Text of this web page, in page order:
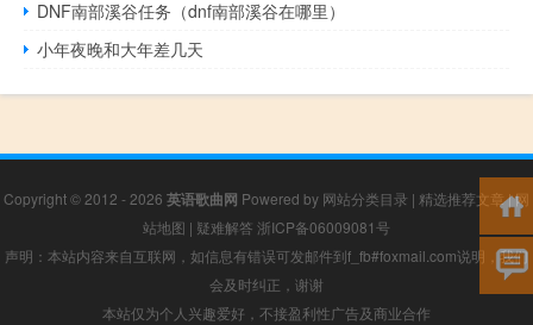
DNF南部溪谷任务（dnf南部溪谷在哪里）
小年夜晚和大年差几天
Copyright © 2012 - 2026 英语歌曲网 Powered by 网站分类目录 | 精选推荐文章|网
站地图 | 疑难解答 浙ICP备06009081号
声明：本站内容来自互联网，如信息有错误可发邮件到f_fb#foxmail.com说明，我们
会及时纠正，谢谢
本站仅为个人兴趣爱好，不接盈利性广告及商业合作